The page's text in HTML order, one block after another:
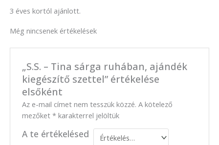
3 éves kortól ajánlott.
Még nincsenek értékelések
„S.S. – Tina sárga ruhában, ajándék
kiegészítő szettel” értékelése
elsőként
Az e-mail címet nem tesszük közzé. A kötelező
mezőket* karakterrel jelöltük
A te értékelésed